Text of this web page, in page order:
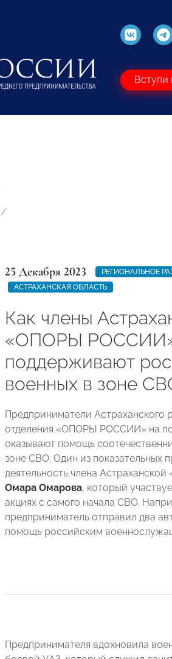
25 Декабря 2023
РЕГИОНАЛЬНОЕ
АСТРАХАНСКАЯ ОБЛАСТЬ
Как члены
«ОПОРЫ
поддерживают
военных в зоне
Предприниматели Астраханского
отделения «ОПОРЫ РОССИИ» на
оказывают помощь
зоне СВО. Один из показательных
деятельность члена
Омара Омарова, который
акциях с самого начала СВО.
предприниматель отправил два
помощь российским
Предпринимателя вдохновила